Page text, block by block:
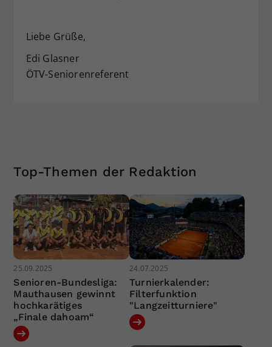
Liebe Grüße,
Edi Glasner
ÖTV-Seniorenreferent
Top-Themen der Redaktion
25.09.2025
Senioren-Bundesliga:
Mauthausen gewinnt
hochkarätiges
„Finale dahoam“
24.07.2025
Turnierkalender:
Filterfunktion
"Langzeitturniere"